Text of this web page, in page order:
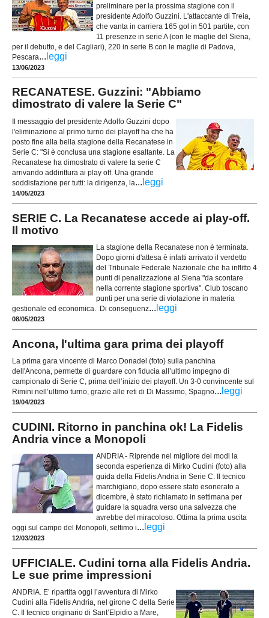
preliminare per la prossima stagione con il
presidente Adolfo Guzzini. L'attaccante di Treia,
che vanta in carriera 165 gol in 501 partite, con
11 presenze in serie A (con le maglie del Siena,
per il debutto, e del Cagliari), 220 in serie B con le maglie di Padova,
Pescara... leggi
13/06/2023
RECANATESE. Guzzini: "Abbiamo
dimostrato di valere la Serie C"
Il messaggio del presidente Adolfo Guzzini dopo
l'eliminazione al primo turno dei playoff ha che ha
posto fine alla bella stagione della Recanatese in
Serie C: "Si è conclusa una stagione esaltante. La
Recanatese ha dimostrato di valere la serie C
arrivando addirittura ai play off. Una grande
soddisfazione per tutti: la dirigenza, la... leggi
14/05/2023
SERIE C. La Recanatese accede ai play-off.
Il motivo
La stagione della Recanatese non è terminata.
Dopo giorni d'attesa è infatti arrivato il verdetto
del Tribunale Federale Nazionale che ha inflitto 4
punti di penalizzazione al Siena "da scontare
nella corrente stagione sportiva". Club toscano
punti per una serie di violazione in materia
gestionale ed economica. Di conseguenz... leggi
08/05/2023
Ancona, l'ultima gara prima dei playoff
La prima gara vincente di Marco Donadel (foto) sulla panchina
dell'Ancona, permette di guardare con fiducia all’ultimo impegno di
campionato di Serie C, prima dell’inizio dei playoff. Un 3-0 convincente sul
Rimini nell’ultimo turno, grazie alle reti di Di Massimo, Spagno... leggi
19/04/2023
CUDINI. Ritorno in panchina ok! La Fidelis
Andria vince a Monopoli
ANDRIA - Riprende nel migliore dei modi la
seconda esperienza di Mirko Cudini (foto) alla
guida della Fidelis Andria in Serie C. Il tecnico
marchigiano, dopo essere stato esonerato a
dicembre, è stato richiamato in settimana per
guidare la squadra verso una salvezza che
avrebbe del miracoloso. Ottima la prima uscita
oggi sul campo del Monopoli, settimo i... leggi
12/03/2023
UFFICIALE. Cudini torna alla Fidelis Andria.
Le sue prime impressioni
ANDRIA. E’ ripartita oggi l’avventura di Mirko
Cudini alla Fidelis Andria, nel girone C della Serie
C. Il tecnico originario di Sant’Elpidio a Mare,